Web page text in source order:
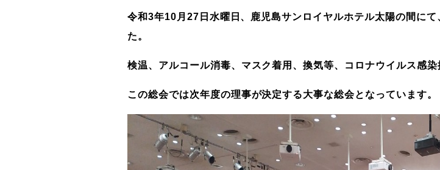
令和3年10月27日水曜日、鹿児島サンロイヤルホテル太陽の間に
た。
検温、アルコール消毒、マスク着用、換気等、コロナウイルス感染
この総会では次年度の理事が決定する大事な総会となっています。